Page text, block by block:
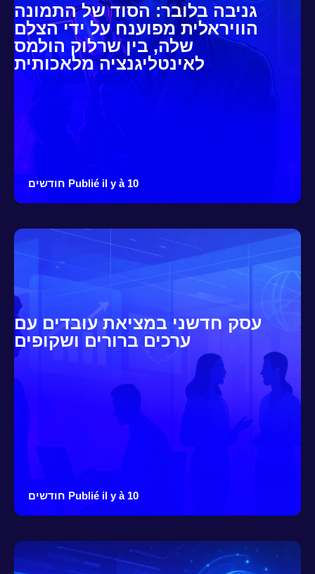
גניבה בלובר: הסוד של התמונה
הוויראלית מפוענח על ידי הצלם
שלה, בין שרלוק הולמס
לאינטליגנציה מלאכותית
Publié il y à 10 חודשים
עסק חדשני במציאת עובדים עם
ערכים ברורים ושקופים
Publié il y à 10 חודשים